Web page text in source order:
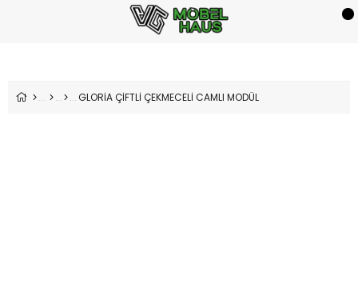
GLORİA ÇİFTLİ ÇEKMECELİ CAMLI MODÜL